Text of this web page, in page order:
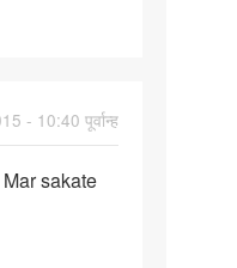
- 10:40 पूर्वान्ह
sakate